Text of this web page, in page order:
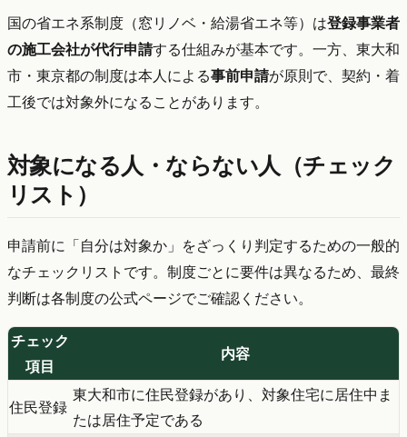
国の省エネ系制度（窓リノベ・給湯省エネ等）は登録事業者
の施工会社が代行申請する仕組みが基本です。一方、東大和
市・東京都の制度は本人による事前申請が原則で、契約・着
工後では対象外になることがあります。
対象になる人・ならない人（チェック
リスト）
申請前に「自分は対象か」をざっくり判定するための一般的
なチェックリストです。制度ごとに要件は異なるため、最終
判断は各制度の公式ページでご確認ください。
チェック
項目
内容
住民登録
東大和市に住民登録があり、対象住宅に居住中ま
たは居住予定である